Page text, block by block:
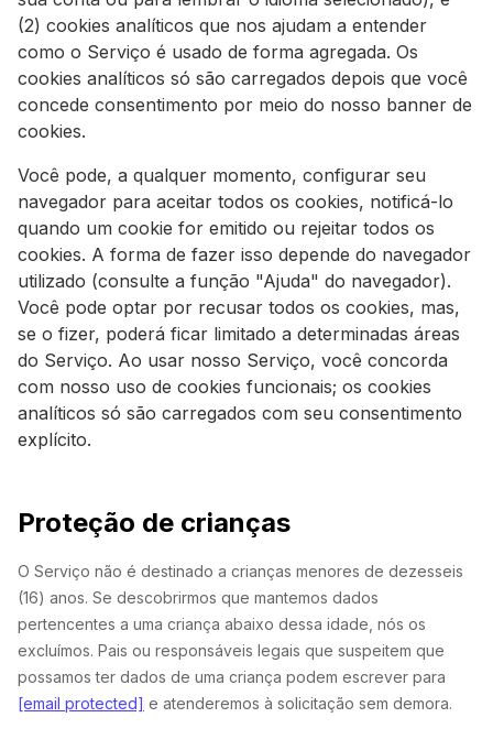
(2) cookies analíticos que nos ajudam a entender
como o Serviço é usado de forma agregada. Os
cookies analíticos só são carregados depois que você
concede consentimento por meio do nosso banner de
cookies.
Você pode, a qualquer momento, configurar seu
navegador para aceitar todos os cookies, notificá-lo
quando um cookie for emitido ou rejeitar todos os
cookies. A forma de fazer isso depende do navegador
utilizado (consulte a função "Ajuda" do navegador).
Você pode optar por recusar todos os cookies, mas,
se o fizer, poderá ficar limitado a determinadas áreas
do Serviço. Ao usar nosso Serviço, você concorda
com nosso uso de cookies funcionais; os cookies
analíticos só são carregados com seu consentimento
explícito.
Proteção de crianças
O Serviço não é destinado a crianças menores de dezesseis
(16) anos. Se descobrirmos que mantemos dados
pertencentes a uma criança abaixo dessa idade, nós os
excluímos. Pais ou responsáveis legais que suspeitem que
possamos ter dados de uma criança podem escrever para
[email protected] e atenderemos à solicitação sem demora.